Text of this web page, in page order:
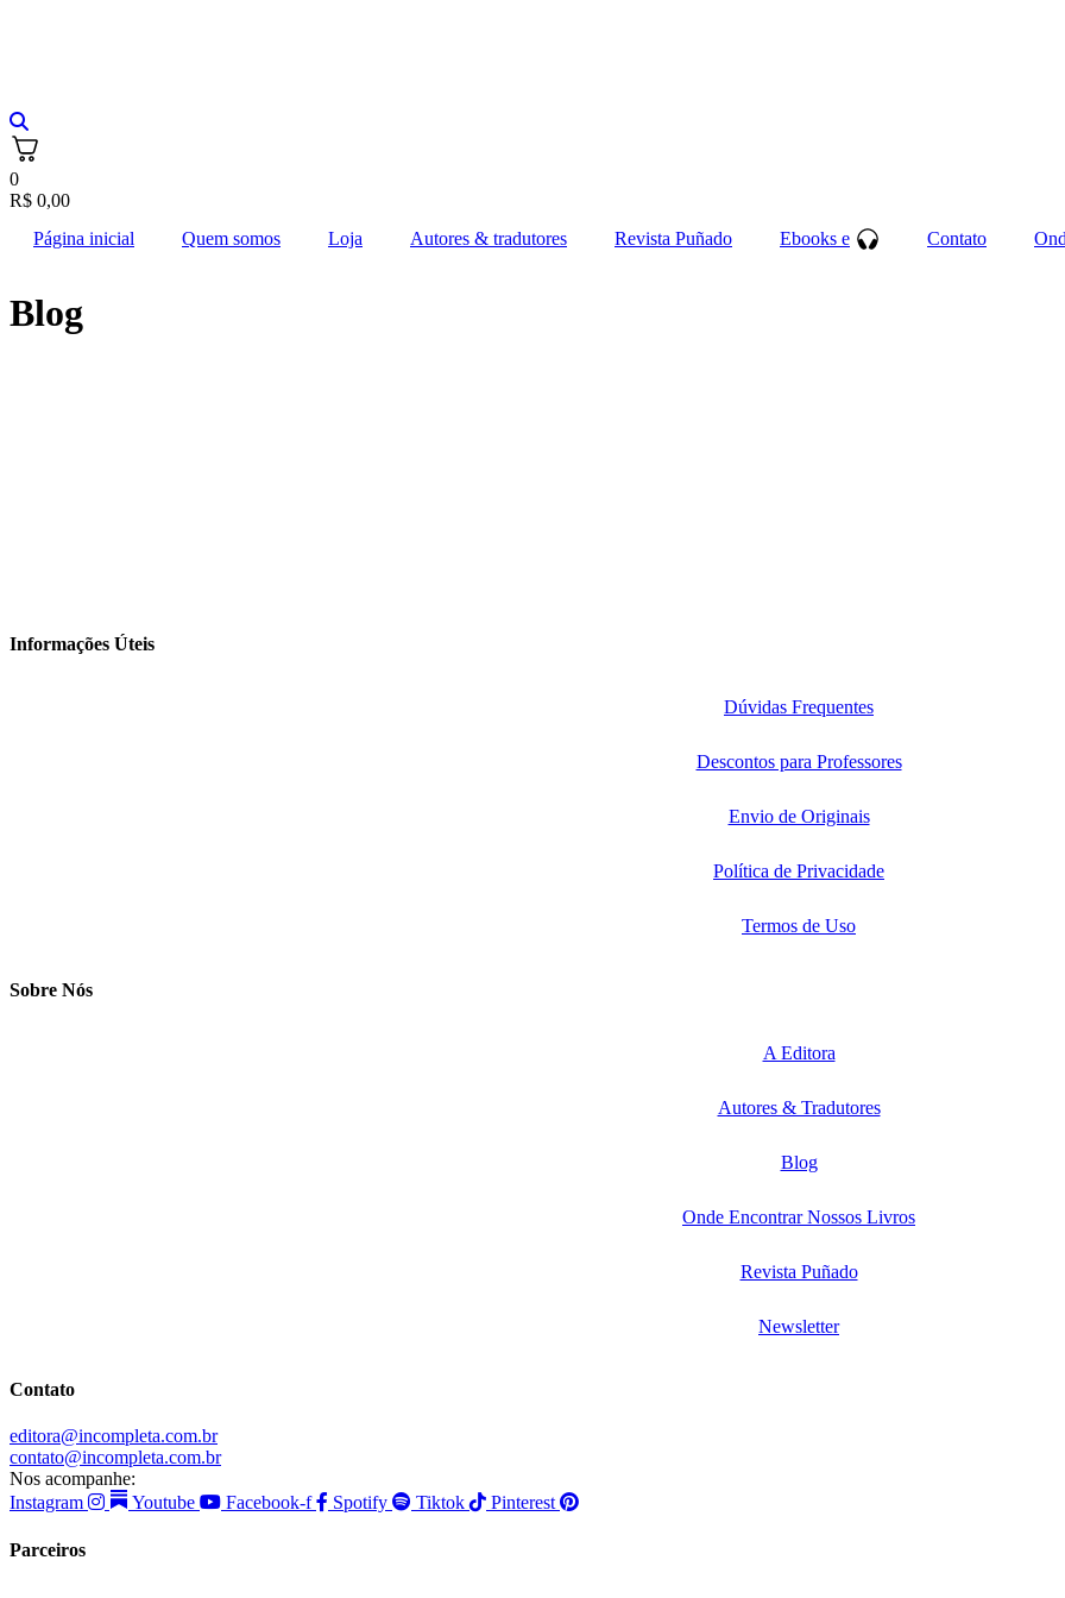
0
R$ 0,00
Página inicial
Quem somos Loja Autores & tradutores Revista Puñado Ebooks e Contato
Blog
Informações Úteis
Dúvidas Frequentes
Descontos para Professores
Envio de Originais
Política de Privacidade
Termos de Uso
Sobre Nós
A Editora
Autores & Tradutores
Blog
Onde Encontrar Nossos Livros
Revista Puñado
Newsletter
Contato
editora@incompleta.com.br
contato@incompleta.com.br
Nos acompanhe:
Instagram
Youtube Facebook-f Spotify Tiktok Pinterest
Parceiros